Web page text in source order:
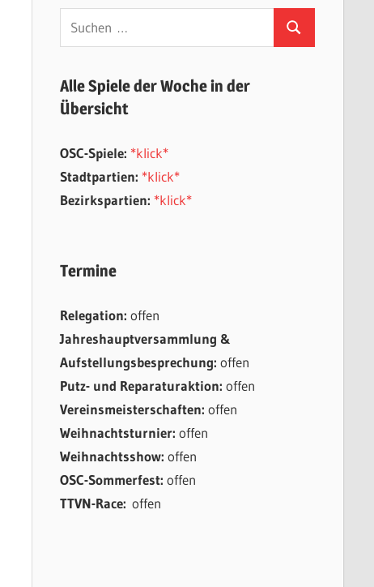
Suchen
nach:
Suchen
Alle Spiele der Woche in der
Übersicht
OSC-Spiele: *klick*
Stadtpartien: *klick*
Bezirkspartien: *klick*
Termine
Relegation: offen
Jahreshauptversammlung &
Aufstellungsbesprechung: offen
Putz- und Reparaturaktion: offen
Vereinsmeisterschaften: offen
Weihnachtsturnier: offen
Weihnachtsshow: offen
OSC-Sommerfest: offen
TTVN-Race: offen